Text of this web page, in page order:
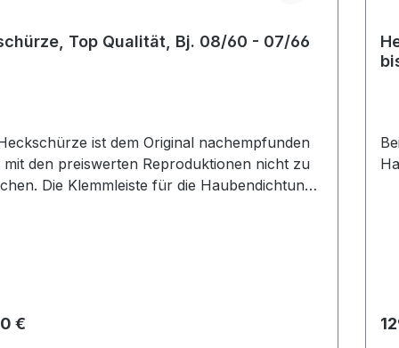
Top Qualität, Bj. 08/60 - 07/66
ist dem Original nachempfunden
mit den preiswerten Reproduktionen nicht zu
Die Klemmleiste für die Haubendichtung
Preis:
€